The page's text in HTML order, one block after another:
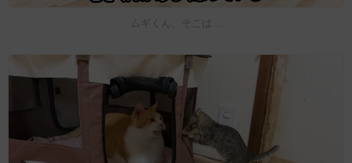
ムギくん、そこは…